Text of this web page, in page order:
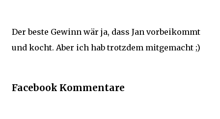
Der beste Gewinn wär ja, dass Jan vorbeikommt
und kocht. Aber ich hab trotzdem mitgemacht ;)
Facebook Kommentare